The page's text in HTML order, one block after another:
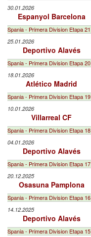
30.01.2026
Espanyol Barcelona
Spania - Primera Division Etapa 21
25.01.2026
Deportivo Alavés
Spania - Primera Division Etapa 20
18.01.2026
Atlético Madrid
Spania - Primera Division Etapa 19
10.01.2026
Villarreal CF
Spania - Primera Division Etapa 18
04.01.2026
Deportivo Alavés
Spania - Primera Division Etapa 17
20.12.2025
Osasuna Pamplona
Spania - Primera Division Etapa 16
14.12.2025
Deportivo Alavés
Spania - Primera Division Etapa 15